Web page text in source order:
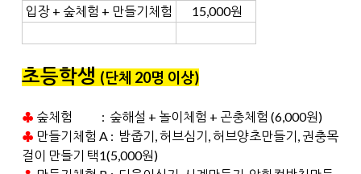
입장 + 숲체험 + 만들기체험
15,000원
초등학생(단체 20명 이상)
♣ 숲체험 : 숲해설 + 놀이체험 + 곤충체험 (6,000원)
♣ 만들기체험 A : 밤줍기, 허브심기,허브양초만들기, 권충목
걸이 만들기 택1(5,000원)